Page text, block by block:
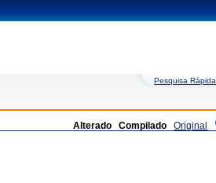
Pesquisa Rápida
Alterado Compilado Original